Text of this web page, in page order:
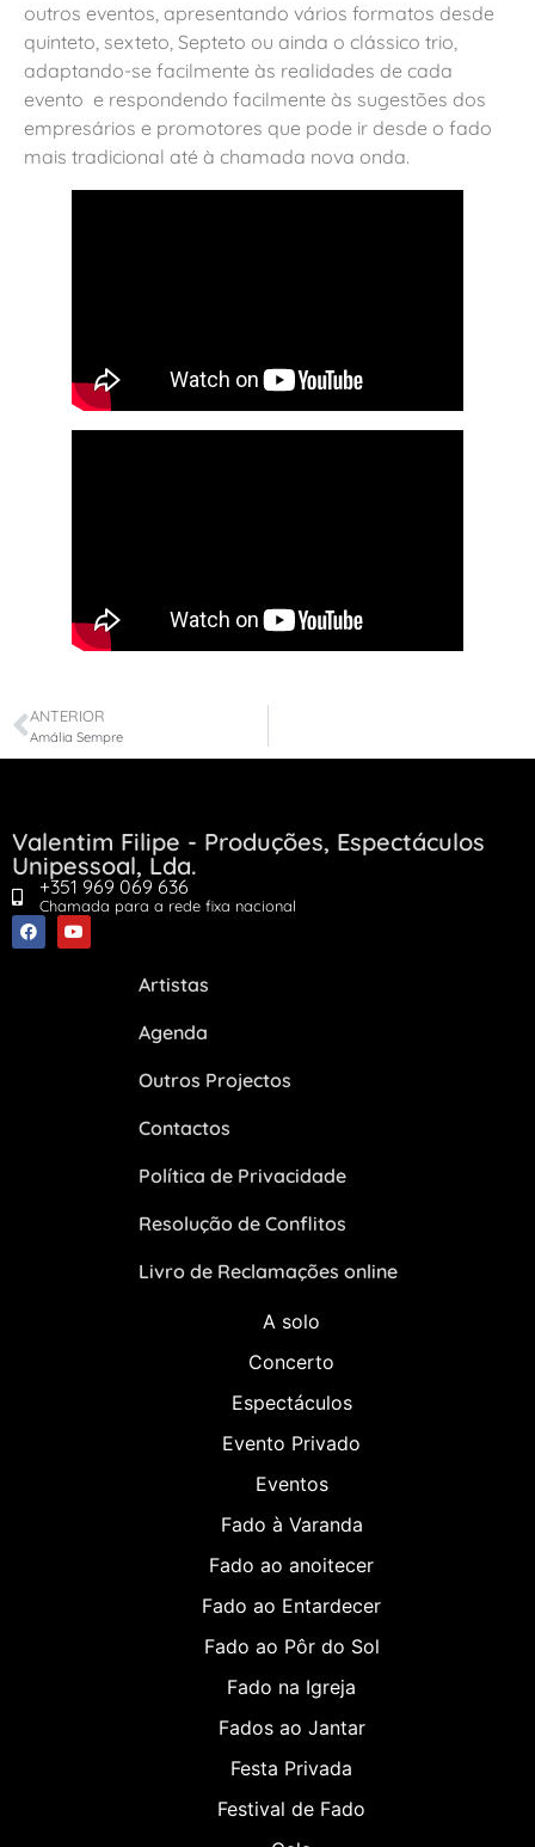
outros eventos, apresentando vários formatos desde
quinteto, sexteto, Septeto ou ainda o clássico trio,
adaptando-se facilmente às realidades de cada
evento e respondendo facilmente às sugestões dos
empresários e promotores que pode ir desde o fado
mais tradicional até à chamada nova onda.
ANTERIOR
Amália Sempre
Valentim Filipe - Produções, Espectáculos
Unipessoal, Lda.
+351 969 069 636
Chamada para a rede fixa nacional
Artistas
Agenda
Outros Projectos
Contactos
Política de Privacidade
Resolução de Conflitos
Livro de Reclamações online
A solo
Concerto
Espectáculos
Evento Privado
Eventos
Fado à Varanda
Fado ao anoitecer
Fado ao Entardecer
Fado ao Pôr do Sol
Fado na Igreja
Fados ao Jantar
Festa Privada
Festival de Fado